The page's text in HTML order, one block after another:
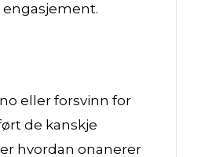
eller forsvinn for
de kanskje
hvordan onanerer